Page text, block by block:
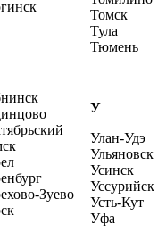
Зуево
Томск
Тула
Тюмень
У
Улан-Удэ
Ульяновск
Усинск
Уссурийск
Усть-Кут
Уфа